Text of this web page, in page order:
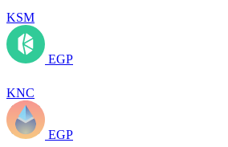
KSM
EGP
KNC
EGP